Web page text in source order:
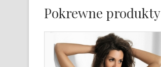
Pokrewne produkty